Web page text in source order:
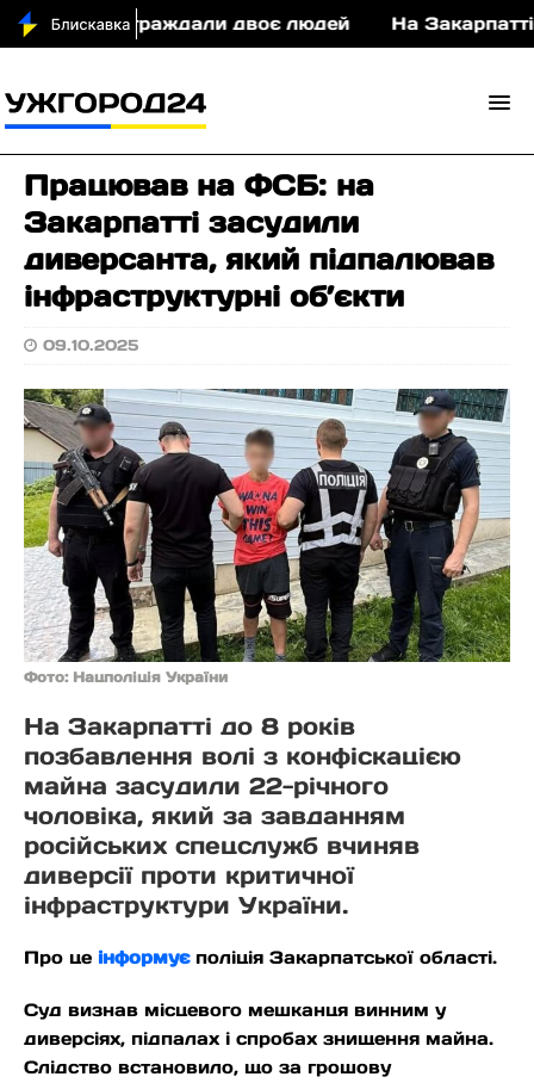
ДТП постраждали двоє людей На Закарпатті
Працював на ФСБ: на
Закарпатті засудили
диверсанта, який підпалював
інфраструктурні об’єкти
09.10.2025
Фото: Нацполіція України
На Закарпатті до 8 років
позбавлення волі з конфіскацією
майна засудили 22-річного
чоловіка, який за завданням
російських спецслужб вчиняв
диверсії проти критичної
інфраструктури України.
Про це інформуєполіція Закарпатської області.
Суд визнав місцевого мешканця винним у
диверсіях, підпалах і спробах знищення майна.
Слідство встановило, що за грошову